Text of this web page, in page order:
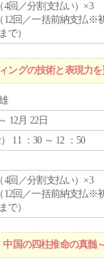
4回／分割支払い）×3
12回／一括前納支払※
で）
ングの技術と表現力
12月 22日
） 11 ：30 ～ 12 ：50
4回／分割支払い）×3
12回／一括前納支払※
で）
国の四柱推命の真髄